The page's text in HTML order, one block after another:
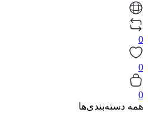
0
0
0
همه دسته‌بندی‌ها